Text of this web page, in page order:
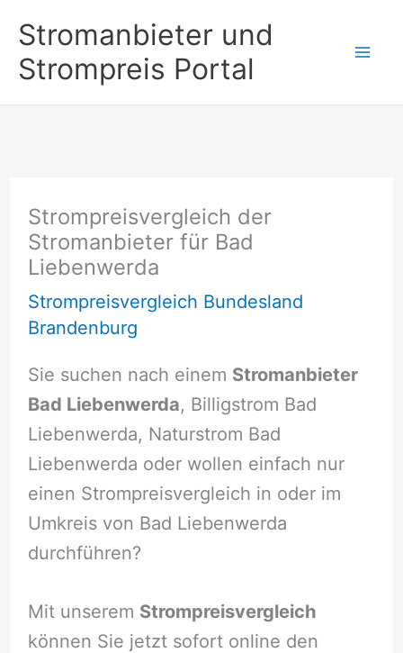
Inhalt
springen
Stromanbieter und
Strompreis Portal
Strompreisvergleich der
Stromanbieter für Bad
Liebenwerda
Strompreisvergleich Bundesland
Brandenburg
Sie suchen nach einem Stromanbieter
Bad Liebenwerda, Billigstrom Bad
Liebenwerda, Naturstrom Bad
Liebenwerda oder wollen einfach nur
einen Strompreisvergleich in oder im
Umkreis von Bad Liebenwerda
durchführen?
Mit unserem Strompreisvergleich
können Sie jetzt sofort online den